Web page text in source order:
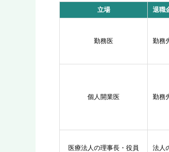
立場 退職
勤務医 勤務
個人開業医 勤務
医療法人の理事長・役員 法人